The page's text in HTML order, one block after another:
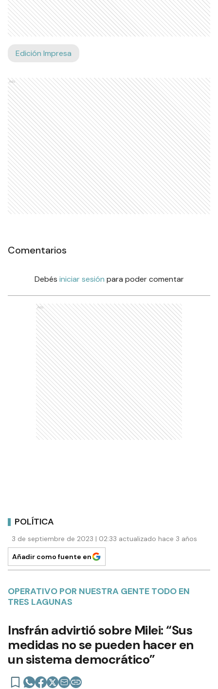
Edición Impresa
Ads
Comentarios
Debés iniciar sesión para poder comentar
Ads
POLÍTICA
3 de septiembre de 2023 | 02:33 actualizado hace 3 años
Añadir como fuente en
OPERATIVO POR NUESTRA GENTE TODO EN
TRES LAGUNAS
Insfrán advirtió sobre Milei: “Sus
medidas no se pueden hacer en
un sistema democrático”